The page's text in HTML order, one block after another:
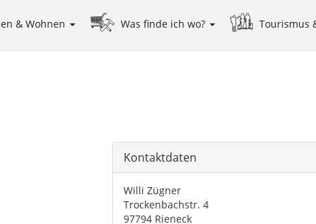
& Wohnen Was finde ich wo? Tourismus
Kontaktdaten
Willi Zügner
Trockenbachstr. 4
97794 Rieneck